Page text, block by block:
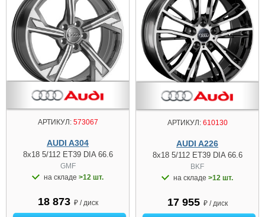
АРТИКУЛ:573067
AUDI A304
8x18 5/112 ET39 DIA 66.6
GMF
на складе >12 шт.
18 873 ₽ / диск
АРТИКУЛ:610130
AUDI A226
8x18 5/112 ET39 DIA 66.6
BKF
на складе >12 шт.
17 955 ₽ / диск